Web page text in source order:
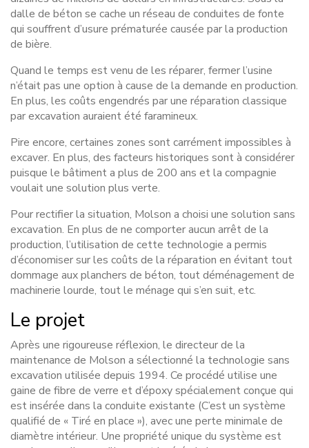
dalle de béton se cache un réseau de conduites de fonte
qui souffrent d’usure prématurée causée par la production
de bière.
Quand le temps est venu de les réparer, fermer l’usine
n’était pas une option à cause de la demande en production.
En plus, les coûts engendrés par une réparation classique
par excavation auraient été faramineux.
Pire encore, certaines zones sont carrément impossibles à
excaver. En plus, des facteurs historiques sont à considérer
puisque le bâtiment a plus de 200 ans et la compagnie
voulait une solution plus verte.
Pour rectifier la situation, Molson a choisi une solution sans
excavation. En plus de ne comporter aucun arrêt de la
production, l’utilisation de cette technologie a permis
d’économiser sur les coûts de la réparation en évitant tout
dommage aux planchers de béton, tout déménagement de
machinerie lourde, tout le ménage qui s’en suit, etc.
Le projet
Après une rigoureuse réflexion, le directeur de la
maintenance de Molson a sélectionné la technologie sans
excavation utilisée depuis 1994. Ce procédé utilise une
gaine de fibre de verre et d’époxy spécialement conçue qui
est insérée dans la conduite existante (C’est un système
qualifié de « Tiré en place »), avec une perte minimale de
diamètre intérieur. Une propriété unique du système est